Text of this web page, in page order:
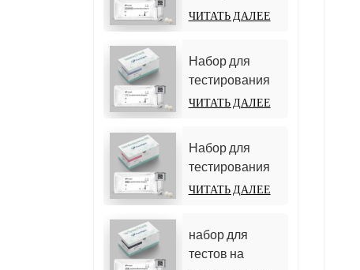
25-гидрокси
хемилюминесцентный
иммуноанализ))
ЧИТАТЬ ДАЛЕЕ
Набор для
тестирования
тестостерона
ЧИТАТЬ ДАЛЕЕ
Набор для
тестирования
фолликулостимулирующего
ЧИТАТЬ ДАЛЕЕ
набор для
тестов на